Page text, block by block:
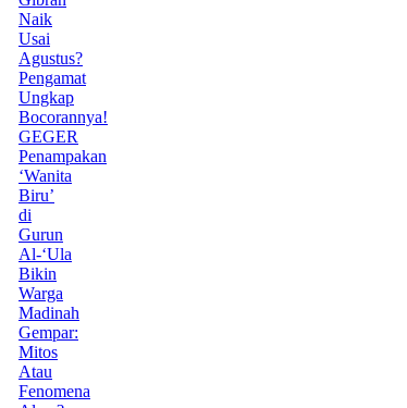
Naik
Usai
Agustus?
Pengamat
Ungkap
Bocorannya!
GEGER
Penampakan
‘Wanita
Biru’
di
Gurun
Al-‘Ula
Bikin
Warga
Madinah
Gempar:
Mitos
Atau
Fenomena